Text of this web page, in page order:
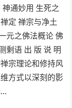
通妙用 生死之
定 禅宗与净土
元之佛法概论 佛
剩语 出 版 说 明
宗理论和修持风
方式以深刻的影
…